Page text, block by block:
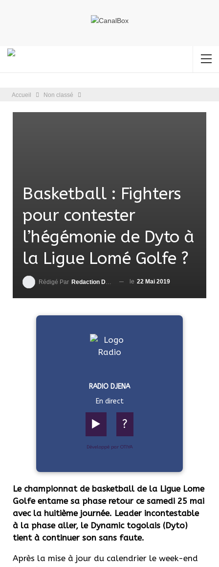
Accueil Non classé
Basketball : Fighters
pour contester
l’hégémonie de Dyto à
la Ligue Lomé Golfe ?
Rédigé Par Redaction DjenaSport le 22 Mai 2019
RADIO DJENA
En direct
▶️ ?
Développé par OTIYA
Le championnat de basketball de la Ligue Lome
Golfe entame sa phase retour ce samedi 25 mai
avec la huitième journée. Leader incontestable
à la phase aller, le Dynamic togolais (Dyto)
tient à continuer son sans faute.
Après la mise à jour du calendrier le week-end